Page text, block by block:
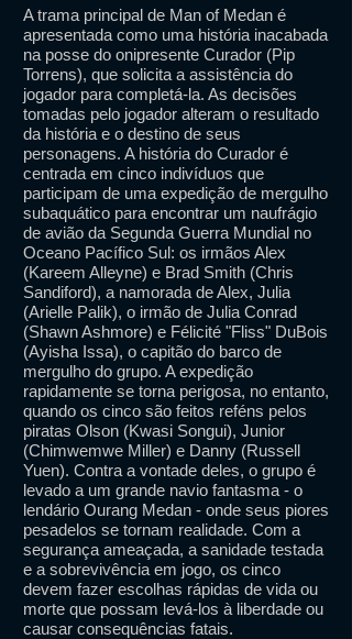
A trama principal de Man of Medan é
apresentada como uma história inacabada
na posse do onipresente Curador (Pip
Torrens), que solicita a assistência do
jogador para completá-la. As decisões
tomadas pelo jogador alteram o resultado
da história e o destino de seus
personagens. A história do Curador é
centrada em cinco indivíduos que
participam de uma expedição de mergulho
subaquático para encontrar um naufrágio
de avião da Segunda Guerra Mundial no
Oceano Pacífico Sul: os irmãos Alex
(Kareem Alleyne) e Brad Smith (Chris
Sandiford), a namorada de Alex, Julia
(Arielle Palik), o irmão de Julia Conrad
(Shawn Ashmore) e Félicité "Fliss" DuBois
(Ayisha Issa), o capitão do barco de
mergulho do grupo. A expedição
rapidamente se torna perigosa, no entanto,
quando os cinco são feitos reféns pelos
piratas Olson (Kwasi Songui), Junior
(Chimwemwe Miller) e Danny (Russell
Yuen). Contra a vontade deles, o grupo é
levado a um grande navio fantasma - o
lendário Ourang Medan - onde seus piores
pesadelos se tornam realidade. Com a
segurança ameaçada, a sanidade testada
e a sobrevivência em jogo, os cinco
devem fazer escolhas rápidas de vida ou
morte que possam levá-los à liberdade ou
causar consequências fatais.